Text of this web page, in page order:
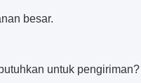
besar.
untuk pengiriman?